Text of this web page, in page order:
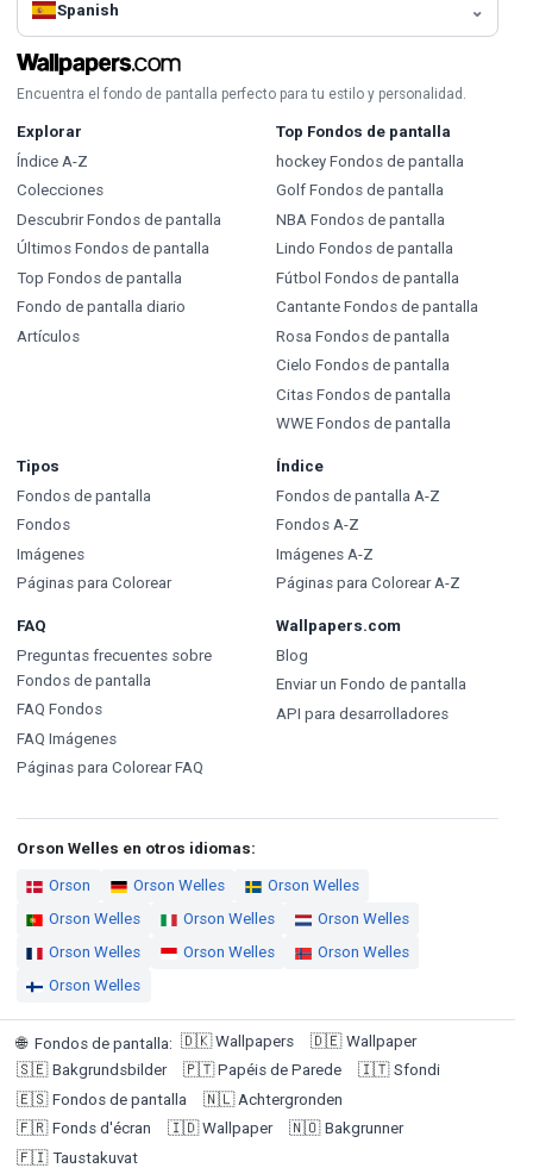
Spanish
Encuentra el fondo de pantalla perfecto para tu estilo y personalidad.
Explorar
Índice A-Z
Colecciones
Descubrir Fondos de pantalla
Últimos Fondos de pantalla
Top Fondos de pantalla
Fondo de pantalla diario
Artículos
Top Fondos de pantalla
hockey Fondos de pantalla
Golf Fondos de pantalla
NBA Fondos de pantalla
Lindo Fondos de pantalla
Fútbol Fondos de pantalla
Cantante Fondos de pantalla
Rosa Fondos de pantalla
Cielo Fondos de pantalla
Citas Fondos de pantalla
WWE Fondos de pantalla
Tipos
Fondos de pantalla
Fondos
Imágenes
Páginas para Colorear
Índice
Fondos de pantalla A-Z
Fondos A-Z
Imágenes A-Z
Páginas para Colorear A-Z
FAQ
Preguntas frecuentes sobre
Fondos de pantalla
FAQ Fondos
FAQ Imágenes
Páginas para Colorear FAQ
Wallpapers.com
Blog
Enviar un Fondo de pantalla
API para desarrolladores
Orson Welles en otros idiomas:
Orson Orson Welles
Orson Welles
Orson Welles
Orson Welles
Orson Welles
Orson Welles
Orson Welles
Orson Welles
Orson Welles
🌐 Fondos de pantalla: 🇩🇰 Wallpapers 🇩🇪 Wallpaper
🇸🇪 Bakgrundsbilder 🇵🇹 Papéis de Parede 🇮🇹 Sfondi
🇪🇸 Fondos de pantalla 🇳🇱 Achtergronden
🇫🇷 Fonds d'écran 🇮🇩 Wallpaper 🇳🇴 Bakgrunner
🇫🇮 Taustakuvat